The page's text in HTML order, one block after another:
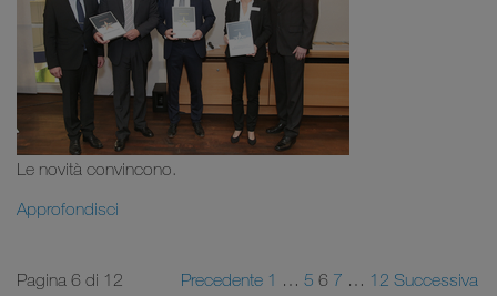
Le novità convincono.
Approfondisci
Pagina 6 di 12 Precedente 1 … 5 6 7 … 12 Successiva